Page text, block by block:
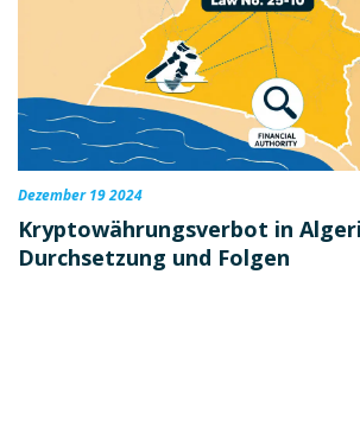
Dezember 19 2024
Kryptowährungsverbot in
Durchsetzung und Folgen